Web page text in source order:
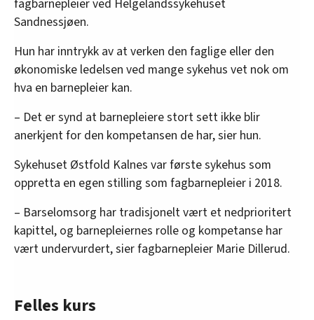
fagbarnepleier ved Helgelandssykehuset
Sandnessjøen.
Hun har inntrykk av at verken den faglige eller den
økonomiske ledelsen ved mange sykehus vet nok om
hva en barnepleier kan.
– Det er synd at barnepleiere stort sett ikke blir
anerkjent for den kompetansen de har, sier hun.
Sykehuset Østfold Kalnes var første sykehus som
oppretta en egen stilling som fagbarnepleier i 2018.
– Barselomsorg har tradisjonelt vært et nedprioritert
kapittel, og barnepleiernes rolle og kompetanse har
vært undervurdert, sier fagbarnepleier Marie Dillerud.
Felles kurs